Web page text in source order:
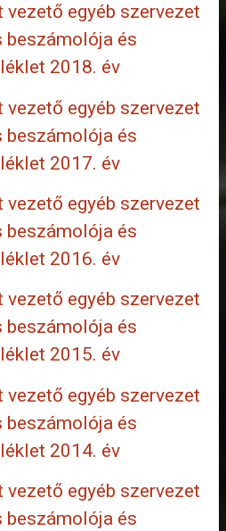
egyéb szervezet
beszámolója és
2018. év
egyéb szervezet
beszámolója és
2017. év
egyéb szervezet
beszámolója és
2016. év
egyéb szervezet
beszámolója és
2015. év
egyéb szervezet
beszámolója és
2014. év
egyéb szervezet
beszámolója és